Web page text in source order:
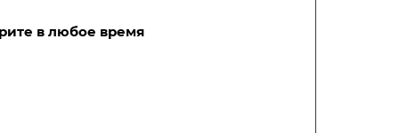
в любое время